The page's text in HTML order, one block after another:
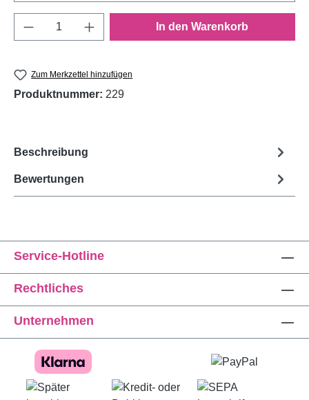
Produkt Anzahl: Gib den gewünschten
In den Warenkorb
Zum Merkzettel hinzufügen
Produktnummer: 229
Beschreibung
Bewertungen
Service-Hotline
Rechtliches
Unternehmen